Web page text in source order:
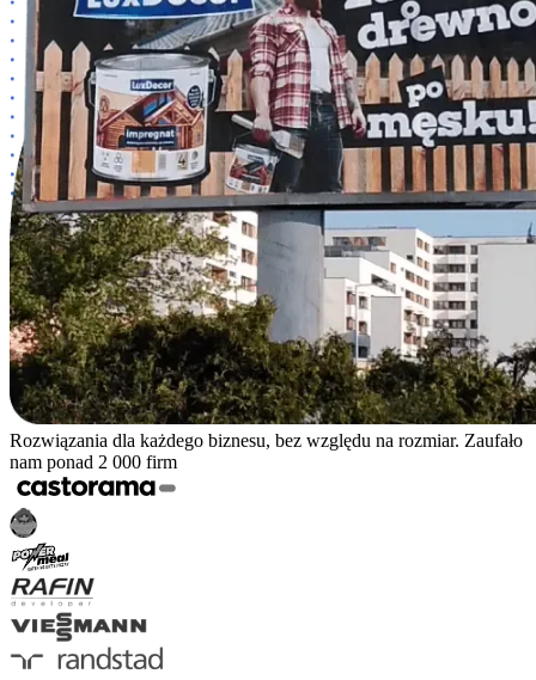
Rozwiązania dla każdego biznesu, bez względu na rozmiar. Zaufało
nam ponad 2 000 firm